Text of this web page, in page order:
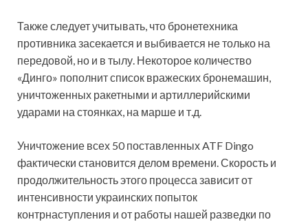
Также следует учитывать, что бронетехника
противника засекается и выбивается не только на
передовой, но и в тылу. Некоторое количество
«Динго» пополнит список вражеских бронемашин,
уничтоженных ракетными и артиллерийскими
ударами на стоянках, на марше и т.д.
Уничтожение всех 50 поставленных ATF Dingo
фактически становится делом времени. Скорость и
продолжительность этого процесса зависит от
интенсивности украинских попыток
контрнаступления и от работы нашей разведки по